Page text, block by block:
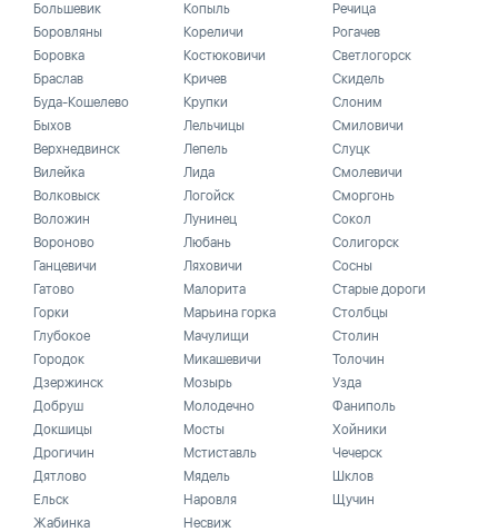
Большевик
Боровляны
Боровка
Браслав
Буда-Кошелево
Быхов
Верхнедвинск
Вилейка
Волковыск
Воложин
Вороново
Ганцевичи
Гатово
Горки
Глубокое
Городок
Дзержинск
Добруш
Докшицы
Дрогичин
Дятлово
Ельск
Жабинка
Копыль
Кореличи
Костюковичи
Кричев
Крупки
Лельчицы
Лепель
Лида
Логойск
Лунинец
Любань
Ляховичи
Малорита
Марьина горка
Мачулищи
Микашевичи
Мозырь
Молодечно
Мосты
Мстиставль
Мядель
Наровля
Несвиж
Речица
Рогачев
Светлогорск
Скидель
Слоним
Смиловичи
Слуцк
Смолевичи
Сморгонь
Сокол
Солигорск
Сосны
Старые дороги
Столбцы
Столин
Толочин
Узда
Фаниполь
Хойники
Чечерск
Шклов
Щучин